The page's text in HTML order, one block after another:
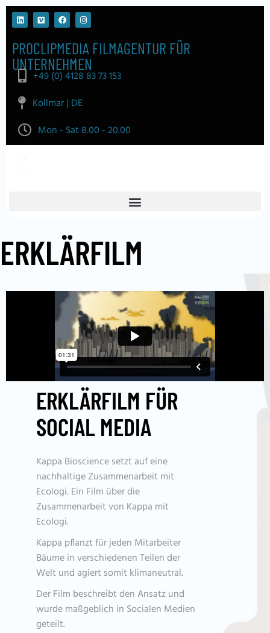
PROCLIPMEDIA FILMAGENTUR FÜR
UNTERNEHMEN
+49 (0) 4128 83 73 153
Kollmar | DE
Mon - Sat 8.00 - 20.00
ERKLÄRFILM
ERKLÄRFILM FÜR
SOCIAL MEDIA
Kappa Bioscience setzt auf eine
nachhaltige Zusammenarbeit mit
Ecologi. Ein Film über die
Zusammenarbeit von Kappa mit
Ecologi.
Kappa pflanzt für jeden Mitarbeiter
Bäume in verschiedenen Teilen der
Welt und agiert somit klimaneutral.
Der Film beschreibt den Ansatz und
wurde maßgeblich in Socialen Medien
geteilt.